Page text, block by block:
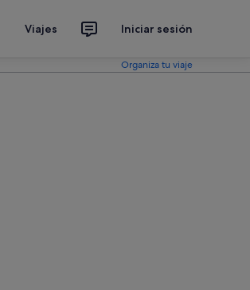
Viajes Iniciar sesión
Organiza tu viaje